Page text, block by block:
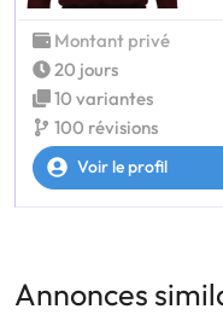
Montant privé
20 jours
10 variantes
100 révisions
Voir le profil
Annonces